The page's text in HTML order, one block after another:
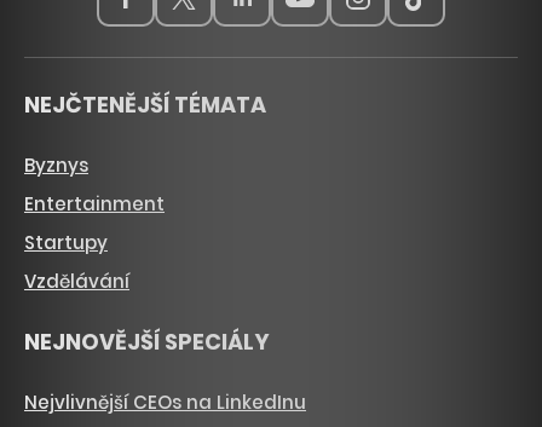
NEJČTENĚJŠÍ TÉMATA
Byznys
Entertainment
Startupy
Vzdělávání
NEJNOVĚJŠÍ SPECIÁLY
Nejvlivnější CEOs na LinkedInu